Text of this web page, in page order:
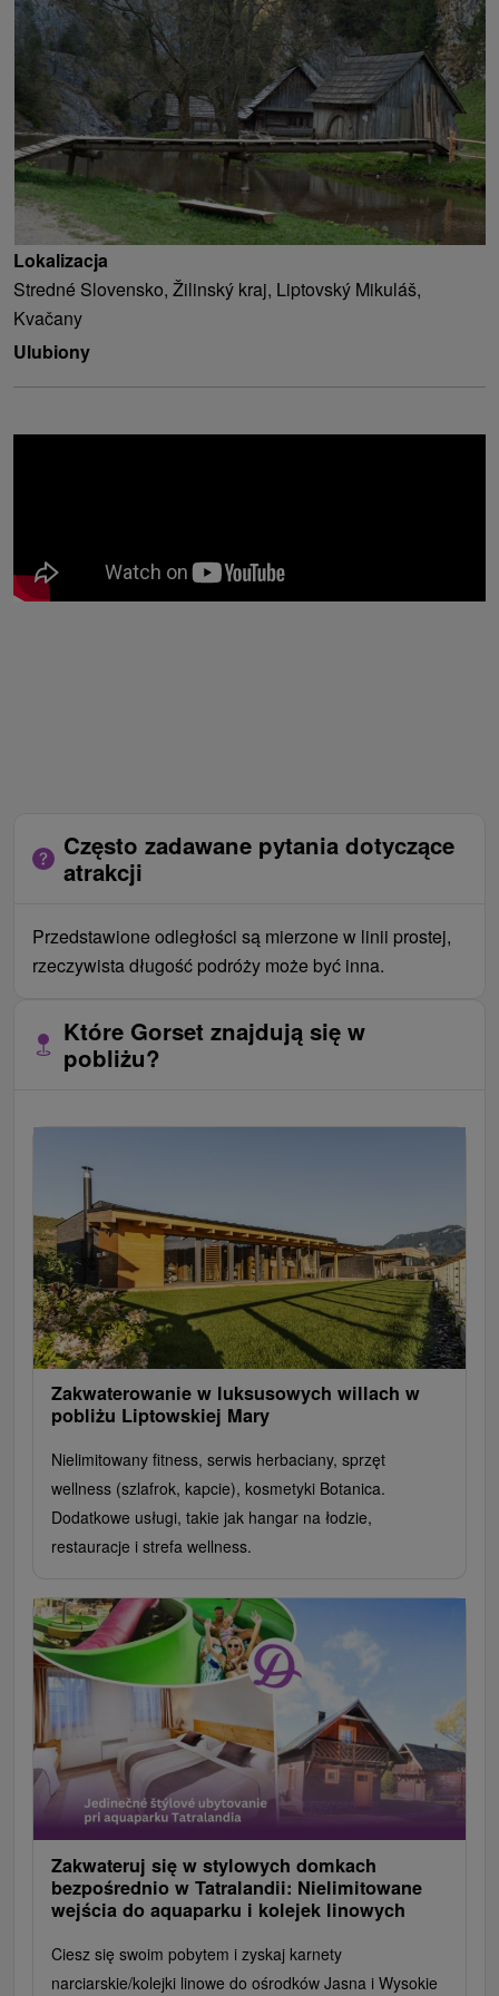
Lokalizacja
Stredné Slovensko, Žilinský kraj, Liptovský Mikuláš,
Kvačany
Ulubiony
Często zadawane pytania dotyczące
atrakcji
Przedstawione odległości są mierzone w linii prostej,
rzeczywista długość podróży może być inna.
Które Gorset znajdują się w
pobliżu?
Zakwaterowanie w luksusowych willach w
pobliżu Liptowskiej Mary
Nielimitowany fitness, serwis herbaciany, sprzęt
wellness (szlafrok, kapcie), kosmetyki Botanica.
Dodatkowe usługi, takie jak hangar na łodzie,
restauracje i strefa wellness.
Zakwateruj się w stylowych domkach
bezpośrednio w Tatralandii: Nielimitowane
wejścia do aquaparku i kolejek linowych
Ciesz się swoim pobytem i zyskaj karnety
narciarskie/kolejki linowe do ośrodków Jasna i Wysokie